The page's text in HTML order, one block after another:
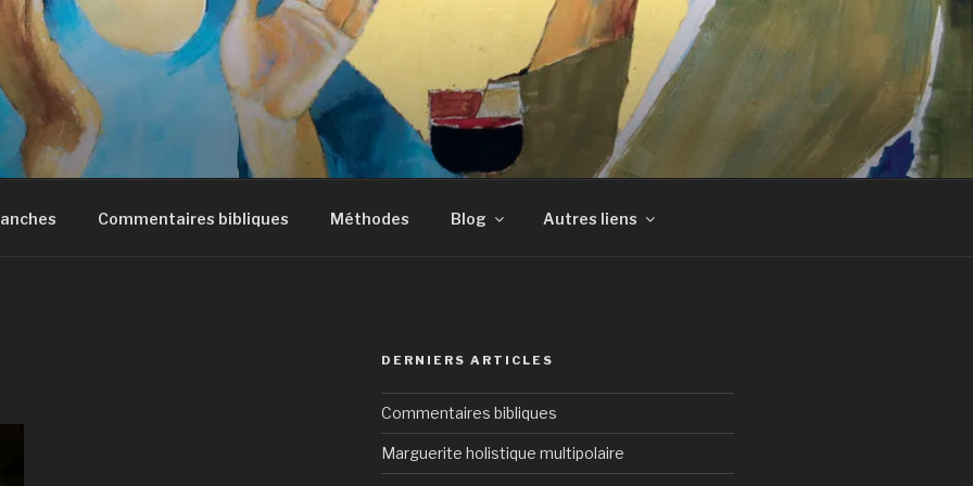
Commentaires bibliques Méthodes Blog Autres liens
DERNIERS ARTICLES
Commentaires bibliques
Marguerite holistique multipolaire